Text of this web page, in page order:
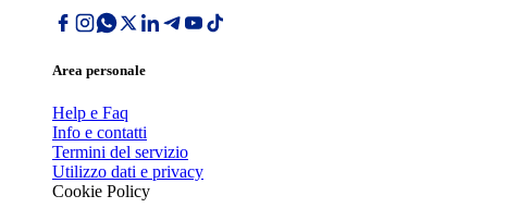
Area personale
Help e Faq
Info e contatti
Termini del servizio
Utilizzo dati e privacy
Cookie Policy